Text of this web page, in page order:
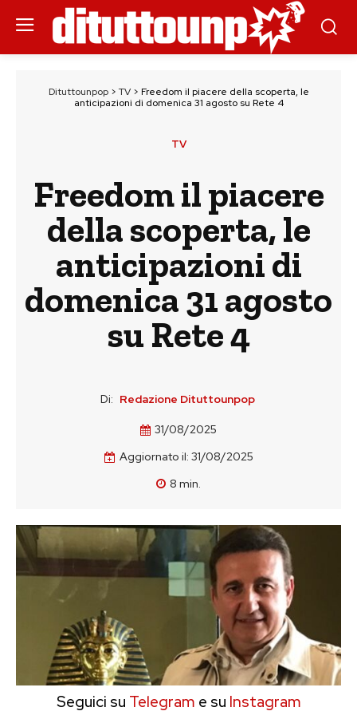
Dituttounpop> TV> Freedom il piacere della scoperta, le
anticipazioni di domenica 31 agosto su Rete 4
TV
Freedom il piacere
della scoperta, le
anticipazioni di
domenica 31 agosto
su Rete 4
Di: Redazione Dituttounpop
31/08/2025
Aggiornato il: 31/08/2025
8 min.
Seguici su Telegram e su Instagram